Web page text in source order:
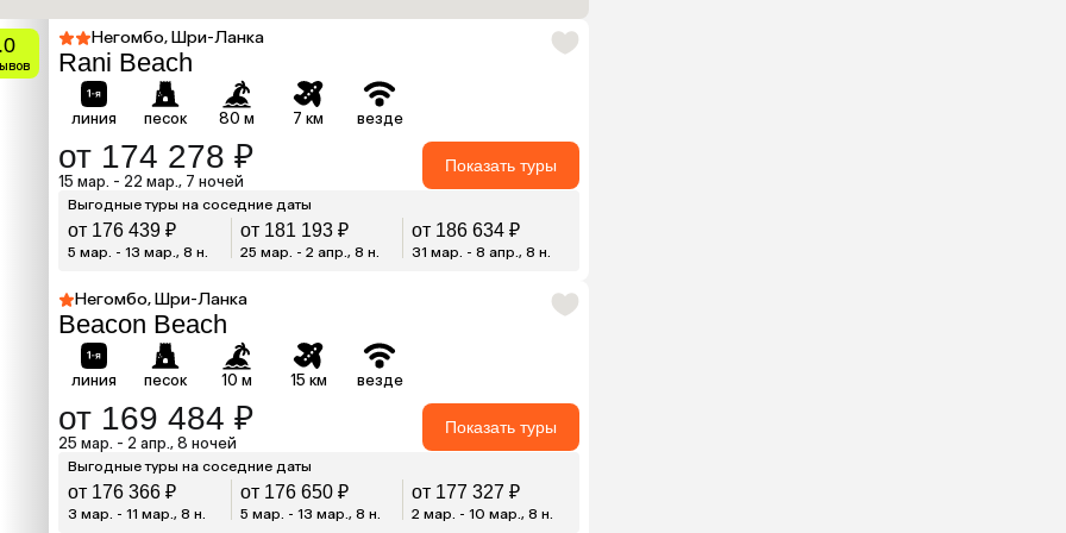
Негомбо, Шри-Ланка
Rani Beach
линия песок 80 м 7 км везде
от 174 278 ₽
15 мар. - 22 мар., 7 ночей
Показать туры
Выгодные туры на соседние даты
от 176 439 ₽
5 мар. - 13 мар., 8 н.
от 181 193 ₽
25 мар. - 2 апр., 8 н.
от 186 634 ₽
31 мар. - 8 апр., 8 н.
Негомбо, Шри-Ланка
Beacon Beach
линия песок 10 м 15 км везде
от 169 484 ₽
25 мар. - 2 апр., 8 ночей
Показать туры
Выгодные туры на соседние даты
от 176 366 ₽
3 мар. - 11 мар., 8 н.
от 176 650 ₽
5 мар. - 13 мар., 8 н.
от 177 327 ₽
2 мар. - 10 мар., 8 н.